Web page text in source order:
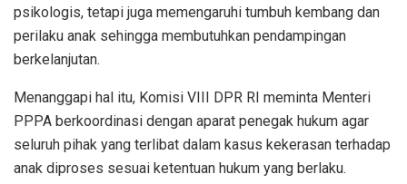
psikologis, tetapi juga memengaruhi tumbuh kembang dan
perilaku anak sehingga membutuhkan pendampingan
berkelanjutan.
Menanggapi hal itu, Komisi VIII DPR RI meminta Menteri
PPPA berkoordinasi dengan aparat penegak hukum agar
seluruh pihak yang terlibat dalam kasus kekerasan terhadap
anak diproses sesuai ketentuan hukum yang berlaku.